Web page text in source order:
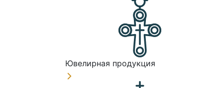
Ювелирная продукция